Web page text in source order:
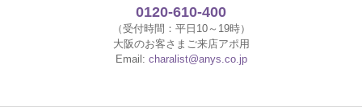
0120-610-400
（受付時間：平日10～19時）
大阪のお客さまご来店アポ用
Email: charalist@anys.co.jp